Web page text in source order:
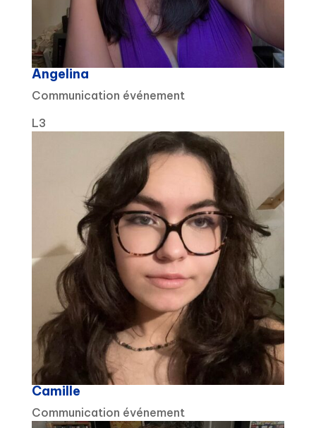
Angelina
Communication événement
L3
Camille
Communication événement